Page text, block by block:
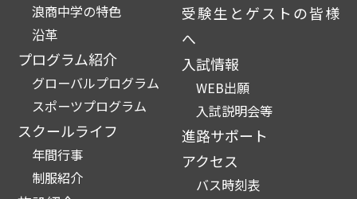
浪商中学の特色
沿革
プログラム紹介
グローバルプログラム
スポーツプログラム
スクールライフ
年間行事
制服紹介
受験生とゲストの皆様
へ
入試情報
WEB出願
入試説明会等
進路サポート
アクセス
バス時刻表